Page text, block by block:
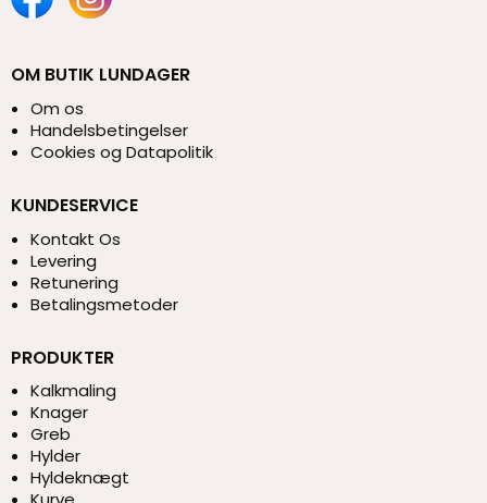
OM BUTIK LUNDAGER
Om os
Handelsbetingelser
Cookies og Datapolitik
KUNDESERVICE
Kontakt Os
Levering
Retunering
Betalingsmetoder
PRODUKTER
Kalkmaling
Knager
Greb
Hylder
Hyldeknægt